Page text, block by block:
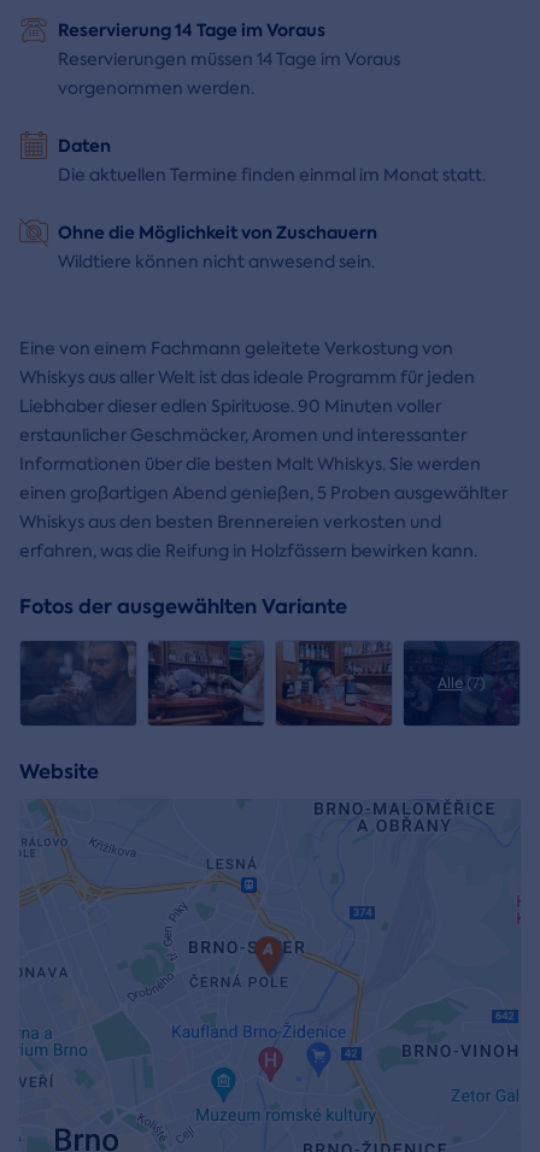
Reservierung 14 Tage im Voraus
Reservierungen müssen 14 Tage im Voraus
vorgenommen werden.
Daten
Die aktuellen Termine finden einmal im Monat statt.
Ohne die Möglichkeit von Zuschauern
Wildtiere können nicht anwesend sein.
Eine von einem Fachmann geleitete Verkostung von
Whiskys aus aller Welt ist das ideale Programm für jeden
Liebhaber dieser edlen Spirituose. 90 Minuten voller
erstaunlicher Geschmäcker, Aromen und interessanter
Informationen über die besten Malt Whiskys. Sie werden
einen großartigen Abend genießen, 5 Proben ausgewählter
Whiskys aus den besten Brennereien verkosten und
erfahren, was die Reifung in Holzfässern bewirken kann.
Fotos der ausgewählten Variante
Alle (7)
Website